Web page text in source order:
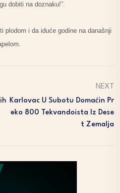
dobiti na doznaku!”.
plodom i da iduće godine na današnji
NEXT
Karlovac U Subotu Domaćin Pr
Eko 800 Tekvandoista Iz Dese
T Zemalja